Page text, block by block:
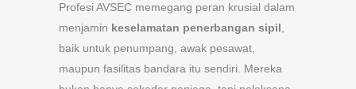
Profesi AVSEC memegang peran krusial dalam
menjamin keselamatan penerbangan sipil,
baik untuk penumpang, awak pesawat,
maupun fasilitas bandara itu sendiri. Mereka